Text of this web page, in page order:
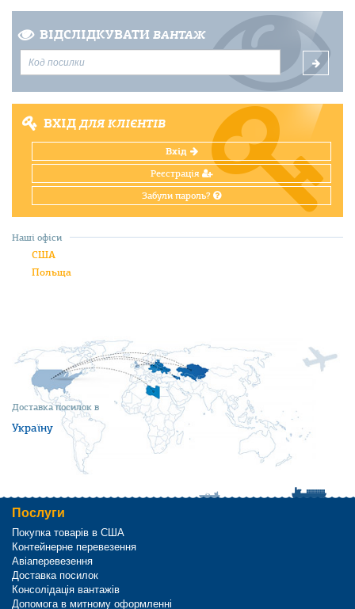
ВІДСЛІДКУВАТИ ВАНТАЖ
ВХІДДЛЯ КЛІЄНТІВ
Вхід
Реєстрація
Забули пароль?
Доставка посилок в
Україну
Наші офіси
США
Польща
Послуги
Покупка товарів в США
Контейнерне перевезення
Авіаперевезення
Доставка посилок
Консолідація вантажів
Допомога в митному оформленні